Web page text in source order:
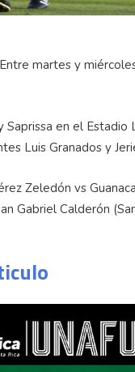
martes y
en el Estadio
Luis Granados y
Zeledón vs
Gabriel Calderón